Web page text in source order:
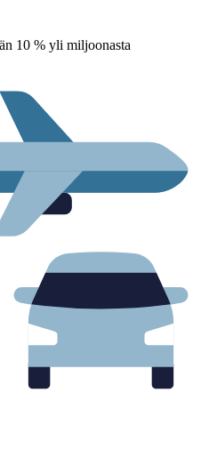
10 % yli miljoonasta